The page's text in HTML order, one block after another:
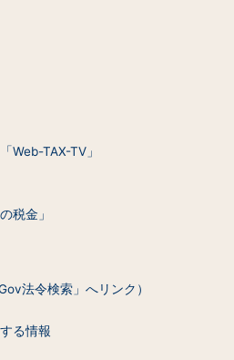
Web-TAX-TV」
税金」
法令検索」へリンク）
る情報